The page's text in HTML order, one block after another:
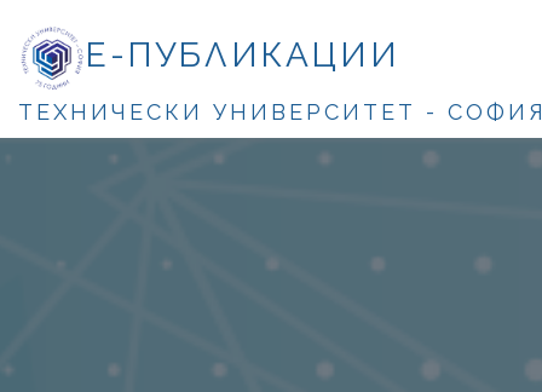
Е-ПУБЛИКАЦИИ
ТЕХНИЧЕСКИ УНИВЕРСИТЕТ -